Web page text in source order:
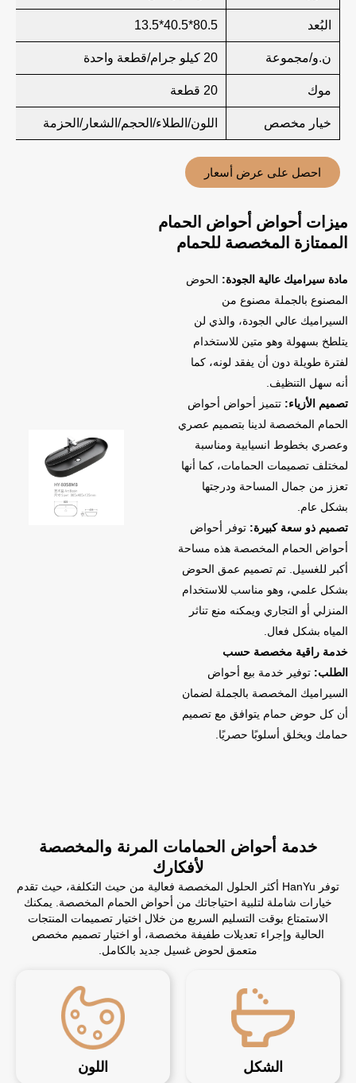
البُعد 80.5*40.5*13.5
ن.و/مجموعة 20 كيلو جرام/قطعة واحدة
موك 20 قطعة
خيار مخصص اللون/الطلاء/الحجم/الشعار/الحزمة
احصل على عرض أسعار
ميزات أحواض أحواض الحمام
الممتازة المخصصة للحمام
مادة سيراميك عالية الجودة: الحوض
المصنوع بالجملة مصنوع من
السيراميك عالي الجودة، والذي لن
يتلطخ بسهولة وهو متين للاستخدام
لفترة طويلة دون أن يفقد لونه، كما
أنه سهل التنظيف.
تصميم الأزياء: تتميز أحواض أحواض
الحمام المخصصة لدينا بتصميم عصري
وعصري بخطوط انسيابية ومناسبة
لمختلف تصميمات الحمامات، كما أنها
تعزز من جمال المساحة ودرجتها
بشكل عام.
تصميم ذو سعة كبيرة: توفر أحواض
أحواض الحمام المخصصة هذه مساحة
أكبر للغسيل. تم تصميم عمق الحوض
بشكل علمي، وهو مناسب للاستخدام
المنزلي أو التجاري ويمكنه منع تناثر
المياه بشكل فعال.
خدمة راقية مخصصة حسب
الطلب: توفير خدمة بيع أحواض
السيراميك المخصصة بالجملة لضمان
أن كل حوض حمام يتوافق مع تصميم
حمامك ويخلق أسلوبًا حصريًا.
خدمة أحواض الحمامات المرنة والمخصصة
لأفكارك
توفر HanYu أكثر الحلول المخصصة فعالية من حيث التكلفة، حيث تقدم
خيارات شاملة لتلبية احتياجاتك من أحواض الحمام المخصصة. يمكنك
الاستمتاع بوقت التسليم السريع من خلال اختيار تصميمات المنتجات
الحالية وإجراء تعديلات طفيفة مخصصة، أو اختيار تصميم مخصص
متعمق لحوض غسيل جديد بالكامل.
الشكل اللون